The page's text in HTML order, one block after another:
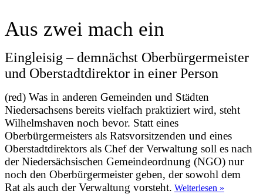
Aus zwei mach ein
Eingleisig – demnächst Oberbürgermeister
und Oberstadtdirektor in einer Person
(red) Was in anderen Gemeinden und Städten
Niedersachsens bereits vielfach praktiziert wird, steht
Wilhelmshaven noch bevor. Statt eines
Oberbürgermeisters als Ratsvorsitzenden und eines
Oberstadtdirektors als Chef der Verwaltung soll es nach
der Niedersächsischen Gemeindeordnung (NGO) nur
noch den Oberbürgermeister geben, der sowohl dem
Rat als auch der Verwaltung vorsteht. Weiterlesen »